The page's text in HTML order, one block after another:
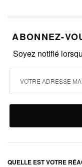
ABONNEZ-
Soyez notifié
QUELLE EST VOTRE